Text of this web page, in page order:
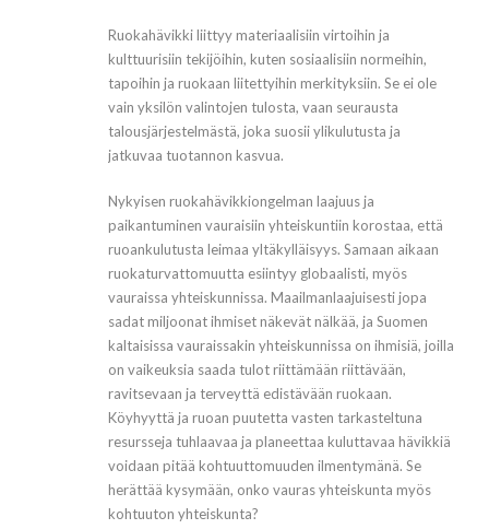
Ruokahävikki liittyy materiaalisiin virtoihin ja
kulttuurisiin tekijöihin, kuten sosiaalisiin normeihin,
tapoihin ja ruokaan liitettyihin merkityksiin. Se ei ole
vain yksilön valintojen tulosta, vaan seurausta
talousjärjestelmästä, joka suosii ylikulutusta ja
jatkuvaa tuotannon kasvua.
Nykyisen ruokahävikkiongelman laajuus ja
paikantuminen vauraisiin yhteiskuntiin korostaa, että
ruoankulutusta leimaa yltäkylläisyys. Samaan aikaan
ruokaturvattomuutta esiintyy globaalisti, myös
vauraissa yhteiskunnissa. Maailmanlaajuisesti jopa
sadat miljoonat ihmiset näkevät nälkää, ja Suomen
kaltaisissa vauraissakin yhteiskunnissa on ihmisiä, joilla
on vaikeuksia saada tulot riittämään riittävään,
ravitsevaan ja terveyttä edistävään ruokaan.
Köyhyyttä ja ruoan puutetta vasten tarkasteltuna
resursseja tuhlaavaa ja planeettaa kuluttavaa hävikkiä
voidaan pitää kohtuuttomuuden ilmentymänä. Se
herättää kysymään, onko vauras yhteiskunta myös
kohtuuton yhteiskunta?